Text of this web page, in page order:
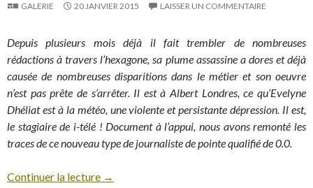
GALERIE 20 JANVIER 2015 LAISSER UN COMMENTAIRE
Depuis plusieurs mois déjà il fait trembler de nombreuses
rédactions à travers l’hexagone, sa plume assassine a dores et déjà
causée de nombreuses disparitions dans le métier et son oeuvre
n’est pas prête de s’arrêter. Il est à Albert Londres, ce qu’Evelyne
Dhéliat est à la météo, une violente et persistante dépression. Il est,
le stagiaire de i-télé ! Document à l’appui, nous avons remonté les
traces de ce nouveau type de journaliste de pointe qualifié de 0.0.
Continuer la lecture →